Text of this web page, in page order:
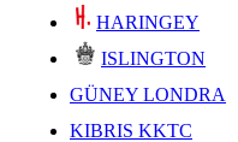
HARINGEY
ISLINGTON
GÜNEY LONDRA
KIBRIS KKTC